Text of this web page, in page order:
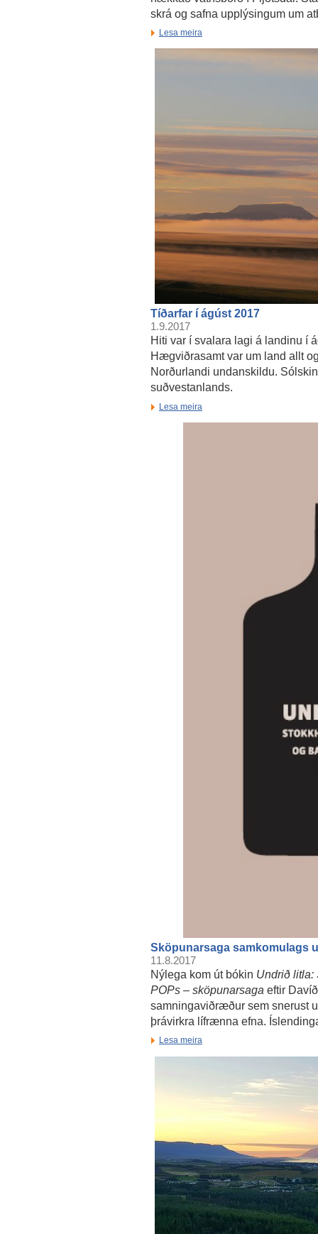
skrá og safna upplýsingum um
Lesa meira
Tíðarfar í ágúst 2017
1.9.2017
Hiti var í svalara lagi á landinu í
Hægviðrasamt var um land allt
Norðurlandi undanskildu.
suðvestanlands.
Lesa meira
Sköpunarsaga samkomulags
11.8.2017
Nýlega kom út bókin Undrið litla:
POPs – sköpunarsaga eftir
samningaviðræður sem snerust
þrávirkra lífrænna efna.
Lesa meira